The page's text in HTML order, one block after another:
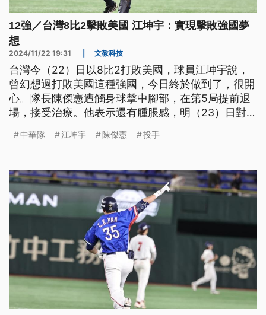
12強／台灣8比2擊敗美國 江坤宇：實現擊敗強國夢
想
2024/11/22 19:31 文教科技
台灣今（22）日以8比2打敗美國，球員江坤宇說，
曾幻想過打敗美國這種強國，今日終於做到了，很開
心。隊長陳傑憲遭觸身球擊中腳部，在第5局提前退
場，接受治療。他表示還有腫脹感，明（23）日對戰
再拿下勝利。
中華隊 江坤宇 陳傑憲 投手